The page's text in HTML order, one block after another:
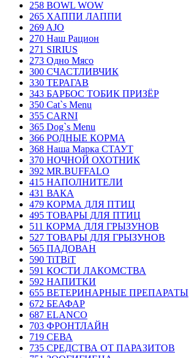
258 BOWL WOW
265 ХАППИ ЛАППИ
269 AJO
270 Наш Рацион
271 SIRIUS
273 Одно Мясо
300 СЧАСТЛИВЧИК
330 ТЕРАГАВ
343 БАРБОС ТОБИК ПРИЗЁР
350 Cat`s Menu
355 CARNI
365 Dog`s Menu
366 РОДНЫЕ КОРМА
368 Наша Марка СТАУТ
370 НОЧНОЙ ОХОТНИК
392 MR.BUFFALO
415 НАПОЛНИТЕЛИ
431 ВАКА
479 КОРМА ДЛЯ ПТИЦ
495 ТОВАРЫ ДЛЯ ПТИЦ
511 КОРМА ДЛЯ ГРЫЗУНОВ
527 ТОВАРЫ ДЛЯ ГРЫЗУНОВ
565 ПАДОВАН
590 TiTBiT
591 КОСТИ ЛАКОМСТВА
592 НАПИТКИ
655 ВЕТЕРИНАРНЫЕ ПРЕПАРАТЫ
672 БЕАФАР
687 ELANCO
703 ФРОНТЛАЙН
719 СЕВА
735 СРЕДСТВА ОТ ПАРАЗИТОВ